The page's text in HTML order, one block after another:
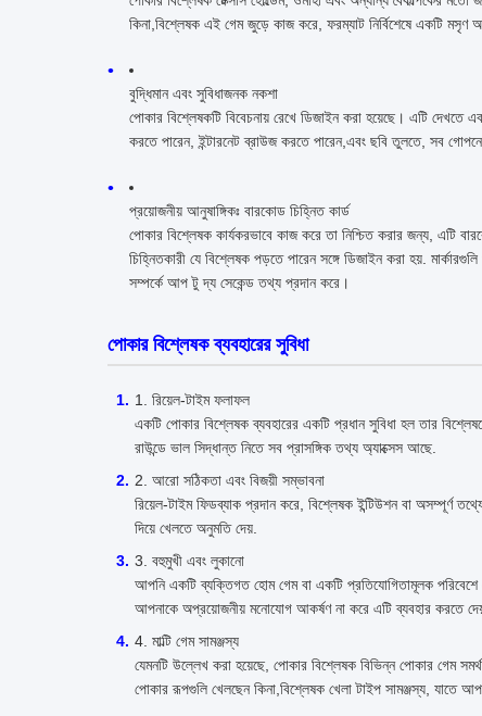
কিনা,বিশ্লেষক এই গেম জুড়ে কাজ করে, ফরম্যাট নির্বিশেষে একটি মসৃণ
বুদ্ধিমান এবং সুবিধাজনক নকশা
পোকার বিশ্লেষকটি বিবেচনায় রেখে ডিজাইন করা হয়েছে। এটি
করতে পারেন, ইন্টারনেট ব্রাউজ করতে পারেন,এবং ছবি তুলতে, সব
প্রয়োজনীয় আনুষাঙ্গিকঃ বারকোড চিহ্নিত কার্ড
পোকার বিশ্লেষক কার্যকরভাবে কাজ করে তা নিশ্চিত করার জন্য, এটি
চিহ্নিতকারী যে বিশ্লেষক পড়তে পারেন সঙ্গে ডিজাইন করা হয়.
সম্পর্কে আপ টু দ্য সেকেন্ড তথ্য প্রদান করে।
পোকার বিশ্লেষক ব্যবহারের সুবিধা
রিয়েল-টাইম ফলাফল
একটি পোকার বিশ্লেষক ব্যবহারের একটি প্রধান সুবিধা হল তার
রাউন্ডে ভাল সিদ্ধান্ত নিতে সব প্রাসঙ্গিক তথ্য অ্যাক্সেস আছে.
আরো সঠিকতা এবং বিজয়ী সম্ভাবনা
রিয়েল-টাইম ফিডব্যাক প্রদান করে, বিশ্লেষক ইন্টিউশন বা অসম্পূর্ণ
দিয়ে খেলতে অনুমতি দেয়.
বহুমুখী এবং লুকানো
আপনি একটি ব্যক্তিগত হোম গেম বা একটি প্রতিযোগিতামূলক পরিবেশে
আপনাকে অপ্রয়োজনীয় মনোযোগ আকর্ষণ না করে এটি ব্যবহার করতে
মাল্টি গেম সামঞ্জস্য
যেমনটি উল্লেখ করা হয়েছে, পোকার বিশ্লেষক বিভিন্ন পোকার গেম
পোকার রূপগুলি খেলছেন কিনা,বিশ্লেষক খেলা টাইপ সামঞ্জস্য, যাতে